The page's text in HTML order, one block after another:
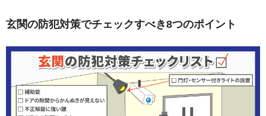
玄関の防犯対策でチェックすべき8つのポイント